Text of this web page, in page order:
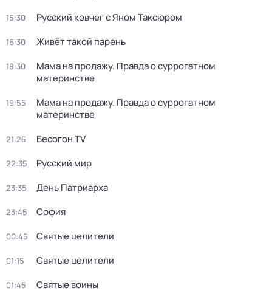
15:30 Русский ковчег с Яном Таксюром
16:30 Живёт такой парень
18:30
Мама на продажу. Правда о сyрpогатном
материнстве
19:55
Мама на продажу. Правда о сyрpогатном
материнстве
21:25 Бесогон TV
22:35 Русский мир
23:35 Дeнь Патриаpха
23:45 София
00:45 Святые целители
01:15 Святые целители
01:45 Святые воины